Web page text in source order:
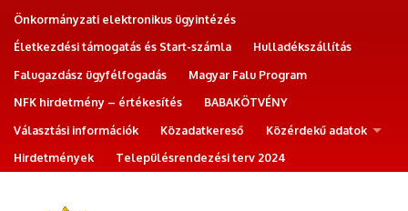
Önkormányzati elektronikus ügyintézés
Életkezdési támogatás és Start-számla
Hulladékszállítás
Falugazdász ügyfélfogadás
Magyar Falu Program
NFK hirdetmény – értékesítés
BABAKÖTVÉNY
Választási információk
Közadatkereső
Közérdekű adatok
Hirdetmények
Településrendezési terv 2024